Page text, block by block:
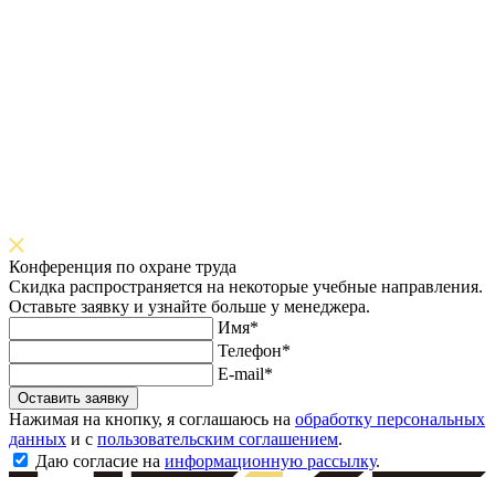
Конференция по охране труда
Скидка распространяется на некоторые учебные направления.
Оставьте заявку и узнайте больше у менеджера.
Имя*
Телефон*
E-mail*
Оставить заявку
Нажимая на кнопку, я соглашаюсь на обработку персональных
данных и с пользовательским соглашением.
Даю согласие на информационную рассылку.